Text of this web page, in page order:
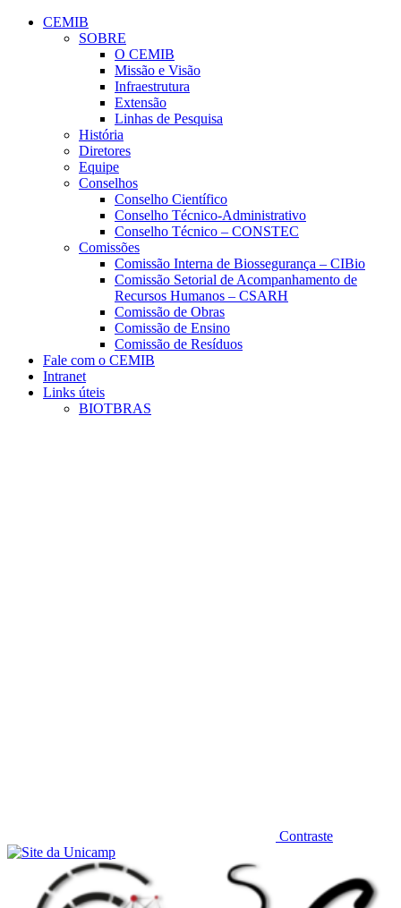
Conteúdo principal
CEMIB
SOBRE
O CEMIB
Missão e Visão
Infraestrutura
Extensão
Linhas de Pesquisa
História
Diretores
Equipe
Conselhos
Conselho Científico
Conselho Técnico-Administrativo
Conselho Técnico – CONSTEC
Comissões
Comissão Interna de Biossegurança – CIBio
Comissão Setorial de Acompanhamento de
Recursos Humanos – CSARH
Comissão de Obras
Comissão de Ensino
Comissão de Resíduos
Fale com o CEMIB
Intranet
Links úteis
BIOTBRAS
Contraste